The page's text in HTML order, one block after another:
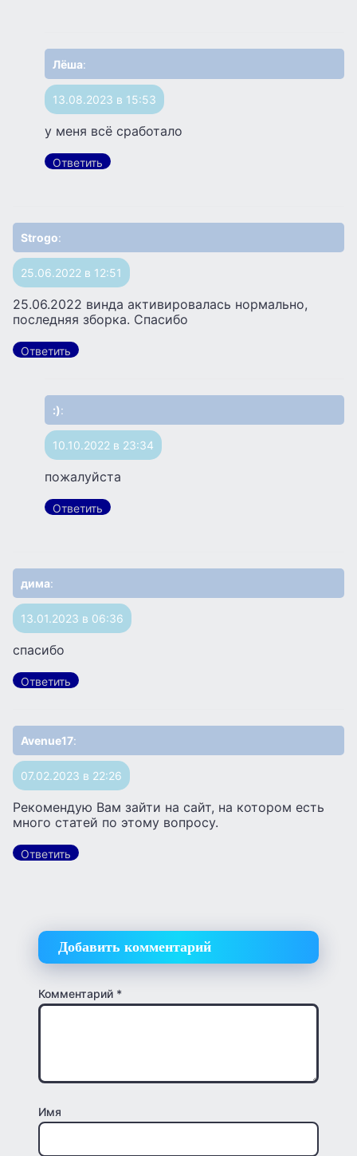
Лёша:
13.08.2023 в 15:53
у меня всё сработало
Ответить
Strogo:
25.06.2022 в 12:51
25.06.2022 винда активировалась нормально,
последняя зборка. Спасибо
Ответить
:):
10.10.2022 в 23:34
пожалуйста
Ответить
дима:
13.01.2023 в 06:36
спасибо
Ответить
Avenue17:
07.02.2023 в 22:26
Рекомендую Вам зайти на сайт, на котором есть
много статей по этому вопросу.
Ответить
Добавить комментарий
Комментарий *
Имя